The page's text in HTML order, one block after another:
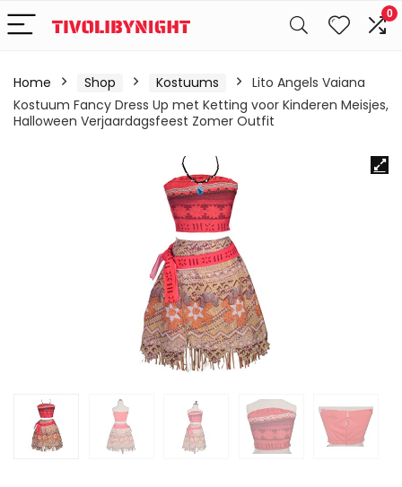
0
Home Shop Kostuums
Lito Angels Vaiana
Kostuum Fancy Dress Up met Ketting voor Kinderen Meisjes,
Halloween Verjaardagsfeest Zomer Outfit